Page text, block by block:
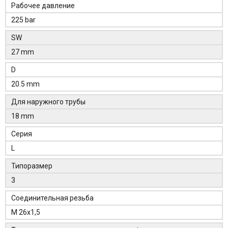
Рабочее давление
225 bar
SW
27 mm
D
20.5 mm
Для наружного трубы
18 mm
Серия
L
Типоразмер
3
Соединительная резьба
M 26x1,5